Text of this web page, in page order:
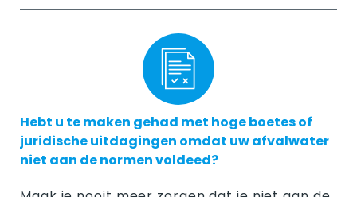
Hebt u te maken gehad met hoge boetes of
juridische uitdagingen omdat uw afvalwater
niet aan de normen voldeed?